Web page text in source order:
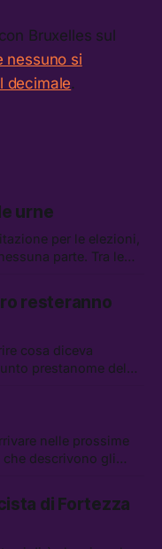
Bruxelles sul
nessuno si
decimale.
urne
per le elezioni,
parte. Tra le
la coalizione, e
degli agenti IA
resteranno
cosa diceva
prestanome del
36 miliardi di
è già stata
nelle prossime
che descrivono gli
dei carburanti
sono stati arrestati
di Fortezza